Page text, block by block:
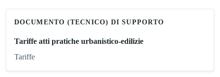
DOCUMENTO (TECNICO) DI SUPPORTO
Tariffe atti pratiche urbanistico-edilizie
Tariffe